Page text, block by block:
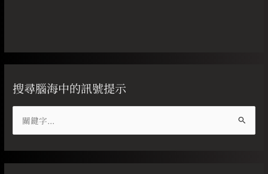
搜尋腦海中的訊號提示
尋
關